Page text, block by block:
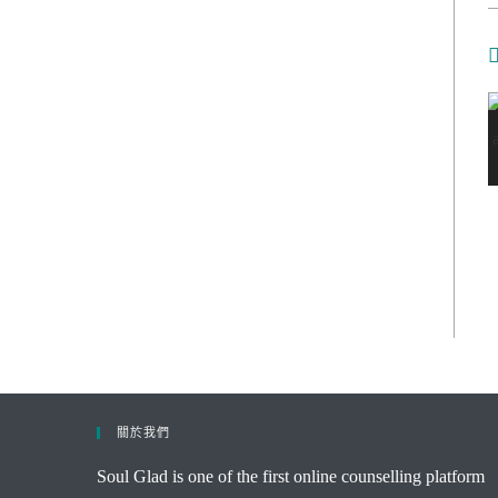
關於我們
Soul Glad is one of the first online counselling platform